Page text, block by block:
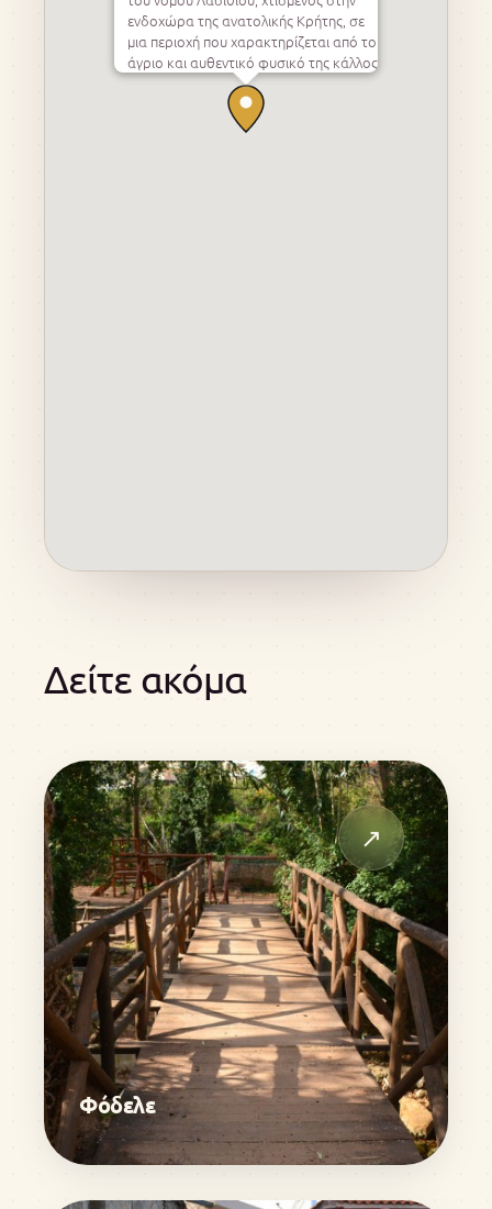
ενδοχώρα της ανατολικής Κρήτης, σε
μια περιοχή που χαρακτηρίζεται από το
άγριο και αυθεντικό φυσικό της κάλλος
Δείτε ακόμα
↗
Φόδελε